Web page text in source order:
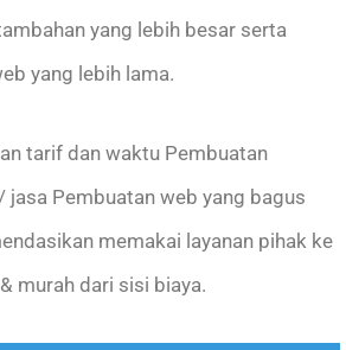
yang lebih besar serta
yang lebih lama.
tarif dan waktu Pembuatan
jasa Pembuatan web yang bagus
memakai layanan pihak ke
murah dari sisi biaya.